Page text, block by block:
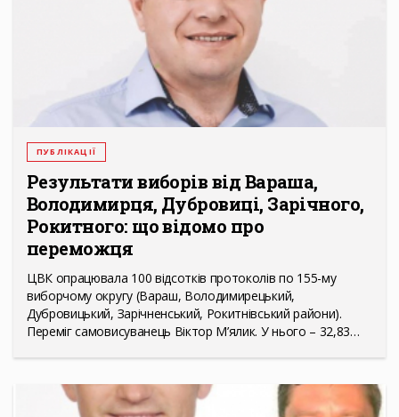
ПУБЛІКАЦІЇ
Результати виборів від Вараша,
Володимирця, Дубровиці, Зарічного,
Рокитного: що відомо про
переможця
ЦВК опрацювала 100 відсотків протоколів по 155-му
виборчому округу (Вараш, Володимирецький,
Дубровицький, Зарічненський, Рокитнівський райони).
Переміг самовисуванець Віктор М’ялик. У нього – 32,83…